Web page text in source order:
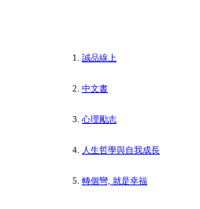
誠品線上
中文書
心理勵志
人生哲學與自我成長
轉個彎, 就是幸福